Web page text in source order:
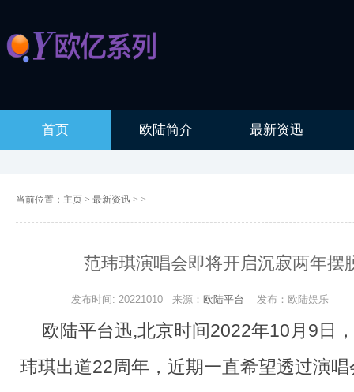
首页 欧陆简介 最新资迅
当前位置： 主页 > 最新资迅 > >
范玮琪演唱会即将开启沉寂两年摆
发布时间: 20221010 来源： 欧陆平台 发布：欧陆娱乐
欧陆平台迅,北京时间2022年10月9日
玮琪出道22周年，近期一直希望透过演